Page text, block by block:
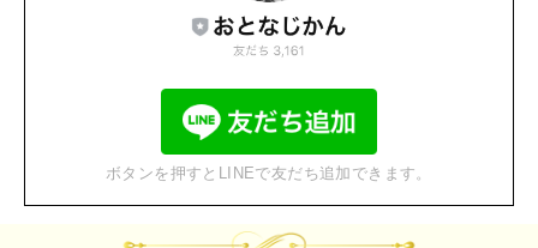
ボタンを押すとLINEで友だち追加できます。